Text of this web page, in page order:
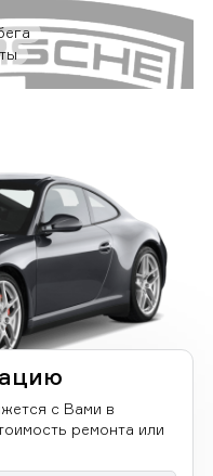
с Вами в
ремонта или